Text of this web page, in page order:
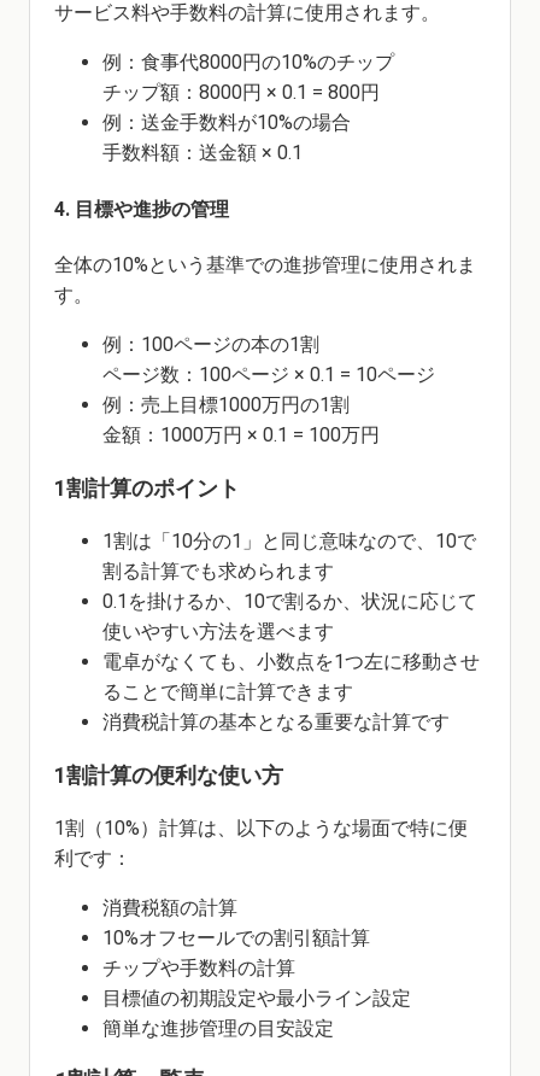
サービス料や手数料の計算に使用されます。
例：食事代8000円の10%のチップ
チップ額：8000円 × 0.1 = 800円
例：送金手数料が10%の場合
手数料額：送金額 × 0.1
4. 目標や進捗の管理
全体の10%という基準での進捗管理に使用されま
す。
例：100ページの本の1割
ページ数：100ページ × 0.1 = 10ページ
例：売上目標1000万円の1割
金額：1000万円 × 0.1 = 100万円
1割計算のポイント
1割は「10分の1」と同じ意味なので、10で
割る計算でも求められます
0.1を掛けるか、10で割るか、状況に応じて
使いやすい方法を選べます
電卓がなくても、小数点を1つ左に移動させ
ることで簡単に計算できます
消費税計算の基本となる重要な計算です
1割計算の便利な使い方
1割（10%）計算は、以下のような場面で特に便
利です：
消費税額の計算
10%オフセールでの割引額計算
チップや手数料の計算
目標値の初期設定や最小ライン設定
簡単な進捗管理の目安設定